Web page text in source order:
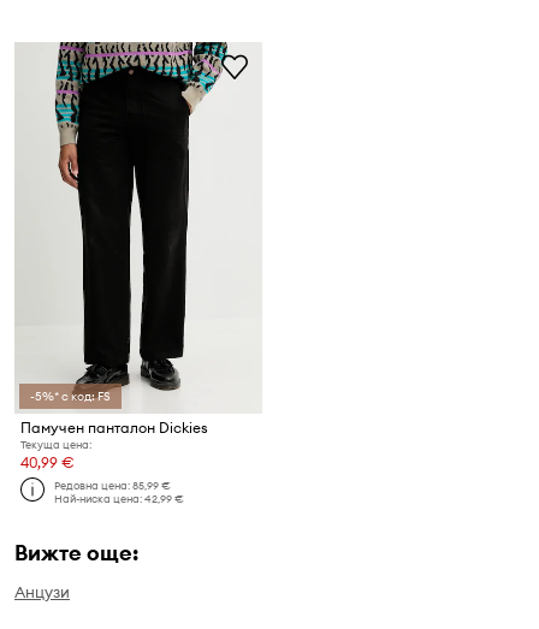
-5%* с код: FS
Памучен панталон Dickies
Текуща цена:
40,99 €
Редовна цена:85,99 €
Най-ниска цена:42,99 €
Вижте още:
Анцузи